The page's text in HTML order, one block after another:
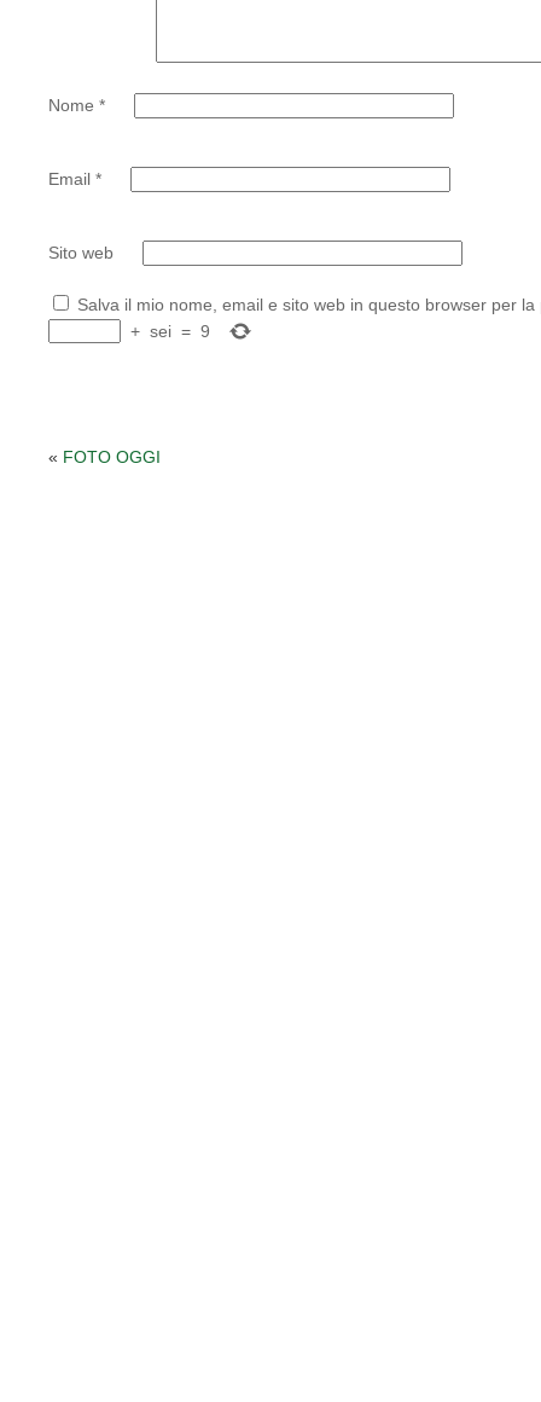
Nome *
Email *
Sito web
Salva il mio nome, email e sito web in questo browser per
+ sei = 9
« FOTO OGGI